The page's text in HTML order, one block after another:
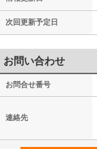
次回更新予定日
お問い合わせ
お問合せ番号
連絡先